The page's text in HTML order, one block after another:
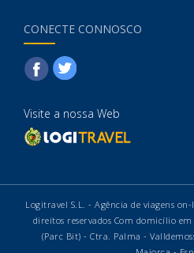
CONECTE CONNOSCO
Visite a nossa Web
Logitravel S.L. - Agência de viagens
direitos reservados Com domicílio
(Parc Bit) - Ctra. Palma -